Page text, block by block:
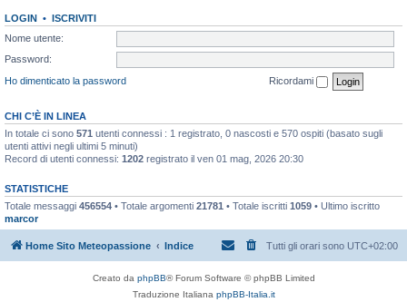
LOGIN • ISCRIVITI
Nome utente:
Password:
Ho dimenticato la password
Ricordami
CHI C’È IN LINEA
In totale ci sono 571 utenti connessi : 1 registrato, 0 nascosti e 570 ospiti (basato sugli
utenti attivi negli ultimi 5 minuti)
Record di utenti connessi: 1202 registrato il ven 01 mag, 2026 20:30
STATISTICHE
Totale messaggi 456554 • Totale argomenti 21781 • Totale iscritti 1059 • Ultimo iscritto
marcor
Home Sito Meteopassione Indice Tutti gli orari sono UTC+02:00
Creato da phpBB® Forum Software © phpBB Limited
Traduzione Italiana phpBB-Italia.it